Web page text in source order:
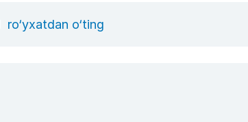
ro‘yxatdan o‘ting